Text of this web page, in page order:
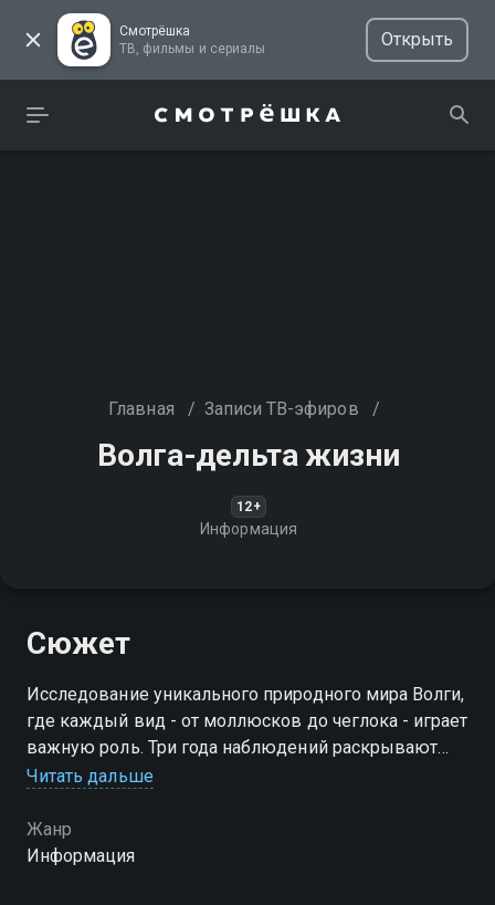
Смотрёшка
ТВ, фильмы и сериалы
Открыть
Главная / Записи ТВ-эфиров /
Волга-дельта жизни
12+
Информация
Сюжет
Исследование уникального природного мира Волги,
где каждый вид - от моллюсков до чеглока - играет
важную роль. Три года наблюдений раскрывают
тайны экосистемы, способной рухнуть от
Читать дальше
Жанр
Информация